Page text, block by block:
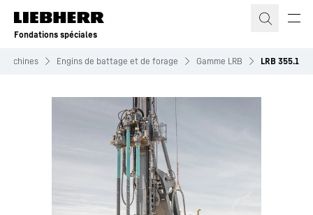
Fondations spéciales
Machines Engins de battage et de forage Gamme LRB LRB 355.1